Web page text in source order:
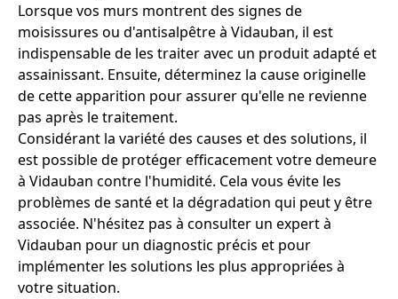
Lorsque vos murs montrent des signes de
moisissures ou d'antisalpêtre à Vidauban, il est
indispensable de les traiter avec un produit adapté et
assainissant. Ensuite, déterminez la cause originelle
de cette apparition pour assurer qu'elle ne revienne
pas après le traitement.
Considérant la variété des causes et des solutions, il
est possible de protéger efficacement votre demeure
à Vidauban contre l'humidité. Cela vous évite les
problèmes de santé et la dégradation qui peut y être
associée. N'hésitez pas à consulter un expert à
Vidauban pour un diagnostic précis et pour
implémenter les solutions les plus appropriées à
votre situation.